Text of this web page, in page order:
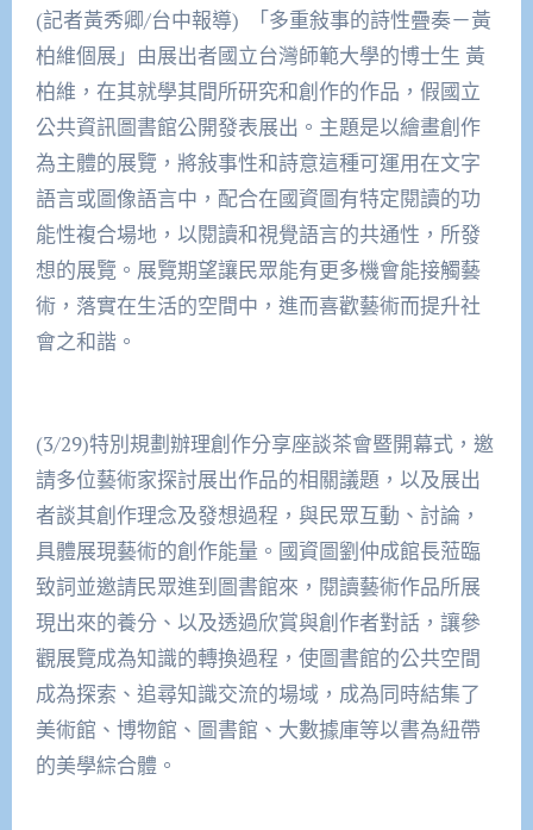
(記者黃秀卿/台中報導) 「多重敍事的詩性疊奏－黃
柏維個展」由展出者國立台灣師範大學的博士生 黃
柏維，在其就學其間所研究和創作的作品，假國立
公共資訊圖書館公開發表展出。主題是以繪畫創作
為主體的展覽，將敍事性和詩意這種可運用在文字
語言或圖像語言中，配合在國資圖有特定閱讀的功
能性複合場地，以閱讀和視覺語言的共通性，所發
想的展覽。展覽期望讓民眾能有更多機會能接觸藝
術，落實在生活的空間中，進而喜歡藝術而提升社
會之和諧。
(3/29)特別規劃辦理創作分享座談茶會暨開幕式，邀
請多位藝術家探討展出作品的相關議題，以及展出
者談其創作理念及發想過程，與民眾互動、討論，
具體展現藝術的創作能量。國資圖劉仲成館長蒞臨
致詞並邀請民眾進到圖書館來，閱讀藝術作品所展
現出來的養分、以及透過欣賞與創作者對話，讓參
觀展覽成為知識的轉換過程，使圖書館的公共空間
成為探索、追尋知識交流的場域，成為同時結集了
美術館、博物館、圖書館、大數據庫等以書為紐帶
的美學綜合體。